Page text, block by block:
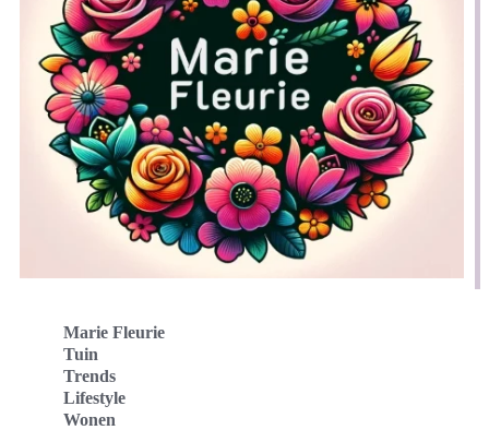
Marie Fleurie
Tuin
Trends
Lifestyle
Wonen